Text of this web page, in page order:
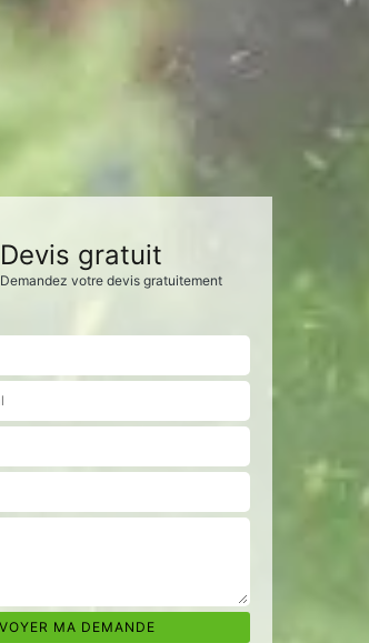
Devis gratuit
Demandez votre devis gratuitement